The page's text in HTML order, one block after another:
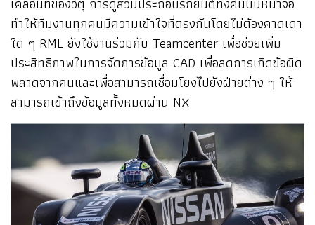
ทำให้ทีมงานทุกคนมีความเข้าใจที่ตรงกันโดยไม่ต้องคาดเดา
ใด ๆ RML ยังใช้งานร่วมกับ Teamcenter เพื่อช่วยเพิ่ม
ประสิทธิภาพในการจัดการข้อมูล CAD เพื่อลดการเกิดข้อผิด
พลาดจากคนและเพื่อสามารถเชื่อมโยงไปยังฝ่ายต่าง ๆ ให้
สามารถเข้าถึงข้อมูลทั้งหมดผ่าน NX